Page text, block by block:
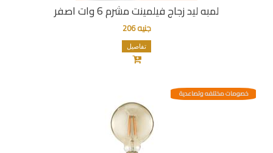
لمبه ليد زجاج فيلمينت مشرم 6 وات اصفر
جنيه 206
تفاصيل
خصومات مختلفه وتصاعدية